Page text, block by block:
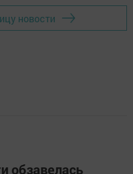
новости
обзавелась